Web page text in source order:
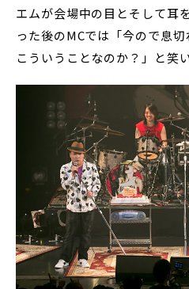
エムが会場中の目とそして耳
った後のMCでは「今ので息
こういうことなのか？」と笑